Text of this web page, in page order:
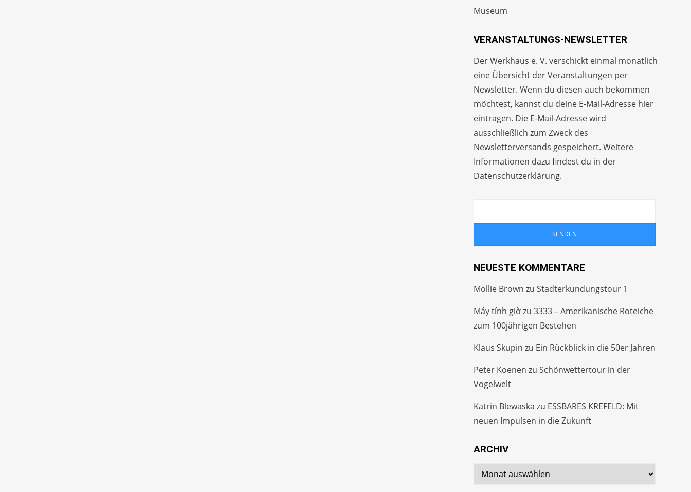
Museum
VERANSTALTUNGS-NEWSLETTER
Der Werkhaus e. V. verschickt einmal monatlich
eine Übersicht der Veranstaltungen per
Newsletter. Wenn du diesen auch bekommen
möchtest, kannst du deine E-Mail-Adresse hier
eintragen. Die E-Mail-Adresse wird
ausschließlich zum Zweck des
Newsletterversands gespeichert. Weitere
Informationen dazu findest du in der
Datenschutzerklärung.
NEUESTE KOMMENTARE
Mollie Brown zuStadterkundungstour 1
Máy tính giờzu3333 – Amerikanische Roteiche
zum 100jährigen Bestehen
Klaus Skupin zu Ein Rückblick in die 50er Jahren
Peter Koenen zuSchönwettertour in der
Vogelwelt
Katrin Blewaska zu ESSBARES KREFELD: Mit
neuen Impulsen in die Zukunft
ARCHIV
Archiv